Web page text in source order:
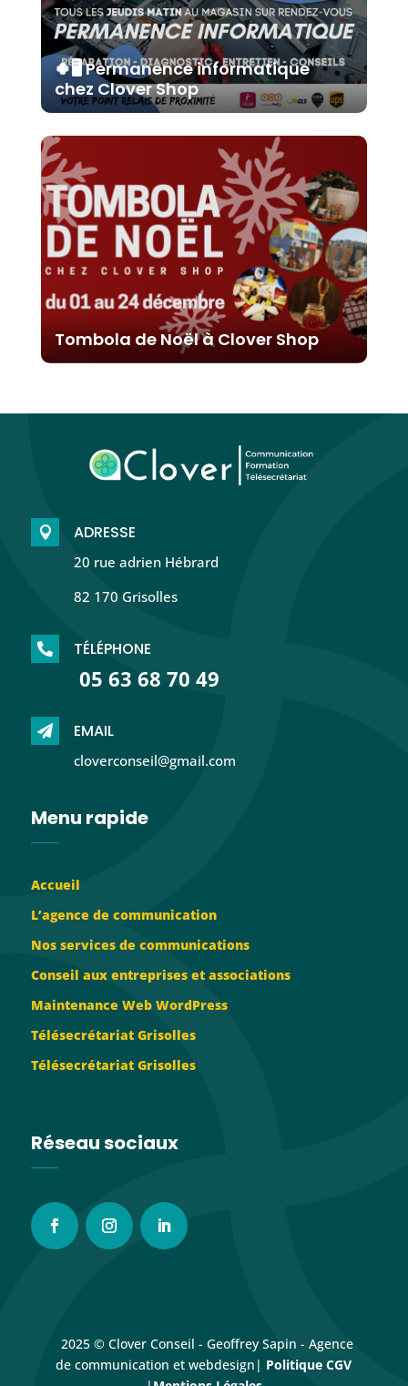
🍀🖥️ Permanence informatique
chez Clover Shop
Tombola de Noël à Clover Shop
 ADRESSE
20 rue adrien Hébrard
82 170 Grisolles
 TÉLÉPHONE
05 63 68 70 49
 EMAIL
cloverconseil@gmail.com
Menu rapide
Accueil
L’agence de communication
Nos services de communications
Conseil aux entreprises et associations
Maintenance Web WordPress
Télésecrétariat Grisolles
Télésecrétariat Grisolles
Réseau sociaux
2025 © Clover Conseil - Geoffrey Sapin - Agence
de communication et webdesign| Politique CGV